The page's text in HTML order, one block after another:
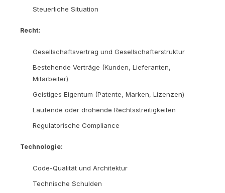
Steuerliche Situation
Recht:
Gesellschaftsvertrag und Gesellschafterstruktur
Bestehende Verträge (Kunden, Lieferanten,
Mitarbeiter)
Geistiges Eigentum (Patente, Marken, Lizenzen)
Laufende oder drohende Rechtsstreitigkeiten
Regulatorische Compliance
Technologie:
Code-Qualität und Architektur
Technische Schulden